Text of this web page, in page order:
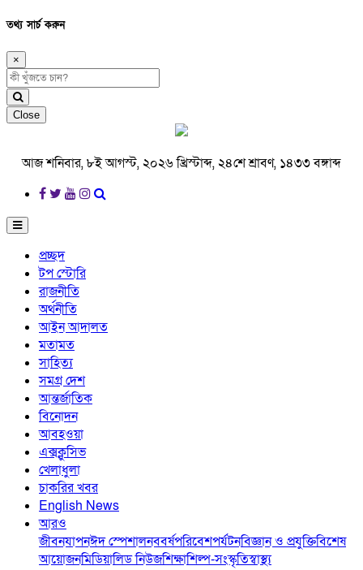
তথ্য সার্চ করুন
×
Close
আজ শনিবার, ৮ই আগস্ট, ২০২৬ খ্রিস্টাব্দ, ২৪শে শ্রাবণ, ১৪৩৩ বঙ্গাব্দ
প্রচ্ছদ
টপ স্টোরি
রাজনীতি
অর্থনীতি
আইন আদালত
মতামত
সাহিত্য
সমগ্র দেশ
আন্তর্জাতিক
বিনোদন
আবহওয়া
এক্সক্লুসিভ
খেলাধুলা
চাকরির খবর
English News
আরও
জীবনযাপনঈদ স্পেশালনববর্ষপরিবেশপর্যটনবিজ্ঞান ও প্রযুক্তিবিশেষ
আয়োজনমিডিয়ালিড নিউজশিক্ষাশিল্প-সংস্কৃতিস্বাস্থ্য